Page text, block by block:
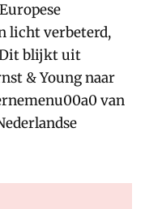
licht verbeterd,
Dit blijkt uit
& Young naar
van